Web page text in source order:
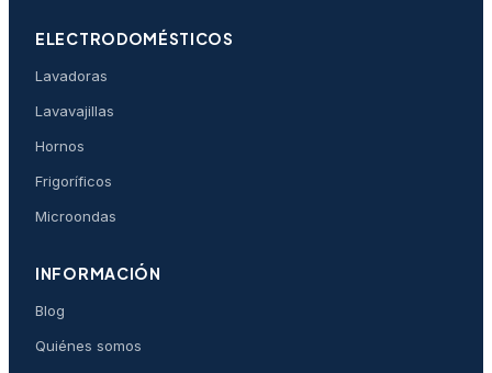
ELECTRODOMÉSTICOS
Lavadoras
Lavavajillas
Hornos
Frigoríficos
Microondas
INFORMACIÓN
Blog
Quiénes somos